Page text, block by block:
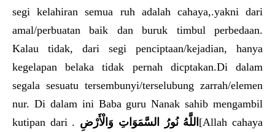
segi kelahiran semua ruh adalah cahaya,.yakni dari
amal/perbuatan baik dan buruk timbul perbedaan.
Kalau tidak, dari segi penciptaan/kejadian, hanya
kegelapan belaka tidak pernah dicptakan.Di dalam
segala sesuatu tersembunyi/terselubung zarrah/elemen
nur. Di dalam ini Baba guru Nanak sahib mengambil
kutipan dari . اللَّهُ نُورُ السَّمَوَاتِ وَالْأَرْضِ [Allah cahaya